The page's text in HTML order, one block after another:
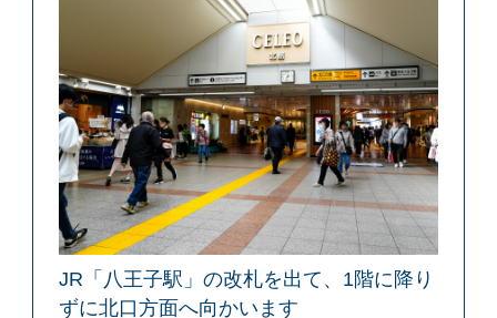
JR「八王子駅」の改札を出て、1階に降り
ずに北口方面へ向かいます